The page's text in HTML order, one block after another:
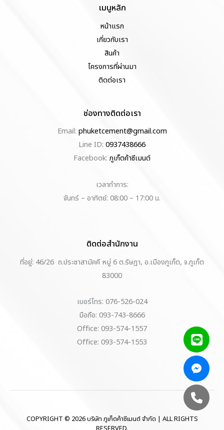
เมนูหลัก
หน้าแรก
เกี่ยวกับเรา
สินค้า
โครงการที่ผ่านมา
ติดต่อเรา
ช่องทางติดต่อเรา
Email: phuketcement@gmail.com
Line ID: 0937438666
Facebook: ภูเก็ตค้าซีเมนต์
เวลาทำการ:
จันทร์ – อาทิตย์: 08:00 – 17:00 น.
ติดต่อสำนักงาน
ที่อยู่: 46/26 ถ.ประชาสามัคคี หมู่ 6 ต.รัษฎา, อ.เมืองภูเก็ต, จ.ภูเก็ต
83000
เบอร์โทร: 076-526-024
มือถือ: 093-743-8666
Office: 093-574-1557
Office: 093-574-1553
COPYRIGHT © 2026 บริษัท ภูเก็ตค้าซีเมนต์ จำกัด | ALL RIGHTS